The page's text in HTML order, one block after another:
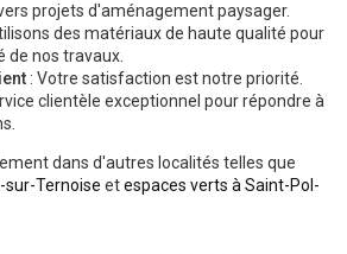
projets d'aménagement paysager.
des matériaux de haute qualité pour
de nos travaux.
: Votre satisfaction est notre priorité.
clientèle exceptionnel pour répondre à
dans d'autres localités telles que
sur-Ternoise etespaces verts à Saint-Pol-